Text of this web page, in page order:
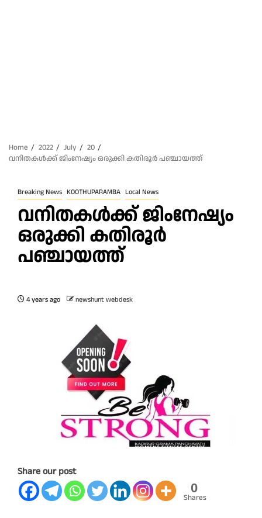
Home 2022 July
20
വനിതകൾക്ക് ജിംനേഷ്യം ഒരുക്കി കതിരൂർ പഞ്ചായത്ത്
Breaking News KOOTHUPARAMBA Local News
വനിതകൾക്ക് ജിംനേഷ്യം
ഒരുക്കി കതിരൂർ
പഞ്ചായത്ത്
4 years ago newshunt webdesk
Share our post
0
Shares